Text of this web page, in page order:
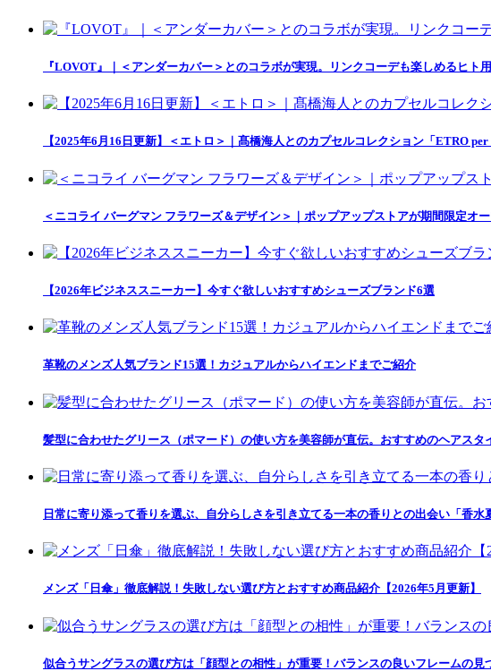
『LOVOT』｜＜アンダーカバー＞とのコラボが実現。リンクコーデも楽しめるヒト
【2025年6月16日更新】＜エトロ＞｜髙橋海人とのカプセルコレクション「ETRO
＜ニコライ バーグマン フラワーズ＆デザイン＞｜ポップアップストアが期間限定オー
【2026年ビジネススニーカー】今すぐ欲しいおすすめシューズブランド6選
革靴のメンズ人気ブランド15選！カジュアルからハイエンドまでご紹介
髪型に合わせたグリース（ポマード）の使い方を美容師が直伝。おすすめのヘアスタ
日常に寄り添って香りを選ぶ、自分らしさを引き立てる一本の香りとの出会い「香水
メンズ「日傘」徹底解説！失敗しない選び方とおすすめ商品紹介【2026年5月更新】
似合うサングラスの選び方は「顔型との相性」が重要！バランスの良いフレームの見